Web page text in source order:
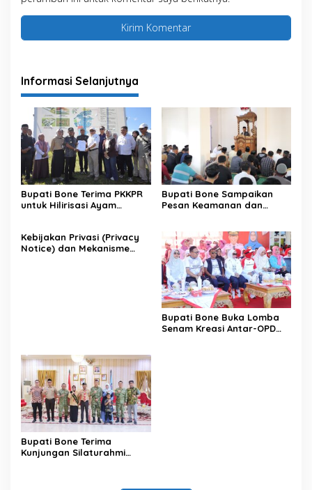
Informasi Selanjutnya
Bupati Bone Terima PKKPR
untuk Hilirisasi Ayam
Bupati Bone Sampaikan
Pesan Keamanan dan
Kebijakan Privasi (Privacy
Notice) dan Mekanisme
Bupati Bone Buka Lomba
Senam Kreasi Antar-OPD
Bupati Bone Terima
Kunjungan Silaturahmi